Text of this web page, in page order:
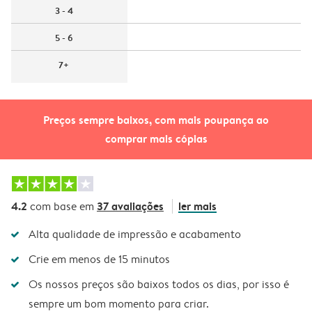
Preços sempre baixos, com mais poupança ao
comprar mais cópias
3 - 4
5 - 6
7+
4.2 com base em 37 avaliações ler mais
Alta qualidade de impressão e acabamento
Crie em menos de 15 minutos
Os nossos preços são baixos todos os dias, por isso é
sempre um bom momento para criar.